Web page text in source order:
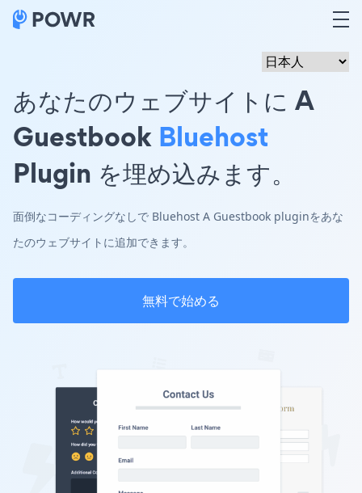
あなたのウェブサイトに A
Guestbook Bluehost
Plugin を埋め込みます。
面倒なコーディングなしで Bluehost A Guestbook pluginをあな
たのウェブサイトに追加できます。
無料で始める